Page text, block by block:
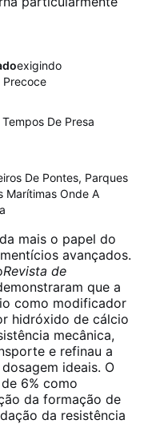
Exigindo
Precoce
Tempos De Presa
De Pontes, Parques
Marítimas Onde A
mais o papel do
avançados.
Revista de
que a
como modificador
hidróxido de cálcio
mecânica,
e refinau a
ideais. O
6% como
da formação de
da resistência